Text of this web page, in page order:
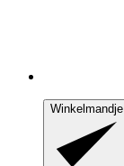
Winkelmandje